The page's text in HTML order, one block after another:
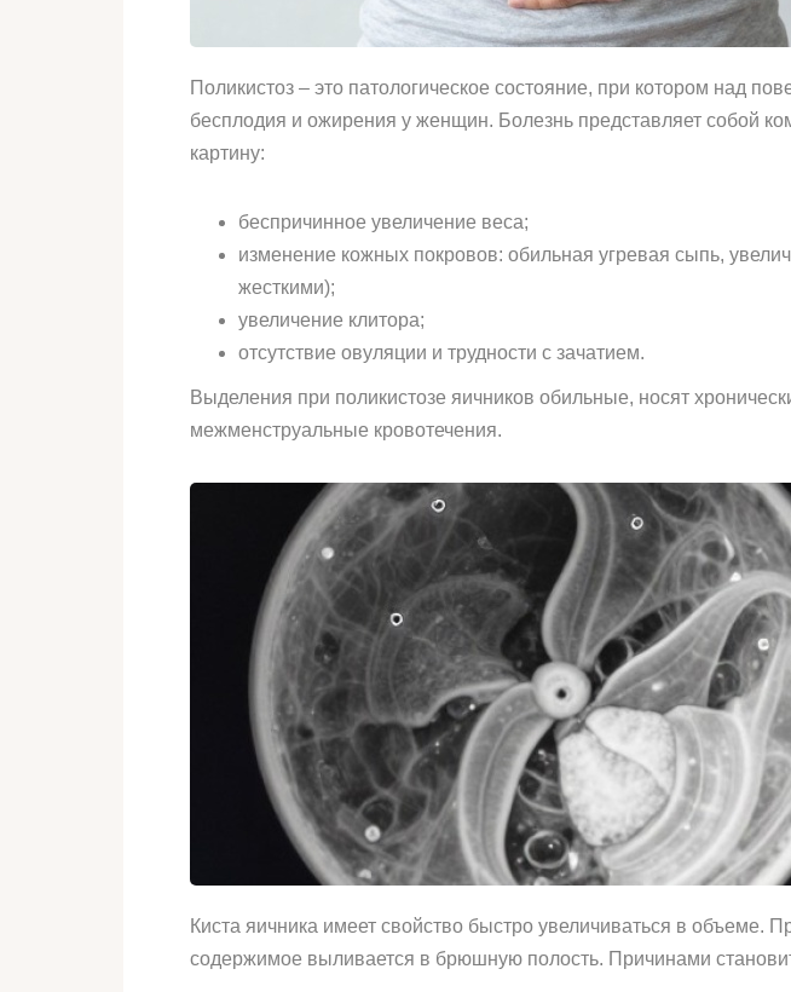
Поликистоз – это патологическое состояние, при котором над
бесплодия и ожирения у женщин. Болезнь представляет собой
картину:
беспричинное увеличение веса;
изменение кожных покровов: обильная угревая сыпь,
жесткими);
увеличение клитора;
отсутствие овуляции и трудности с зачатием.
Выделения при поликистозе яичников обильные, носят
межменструальные кровотечения.
Киста яичника имеет свойство быстро увеличиваться в объеме.
содержимое выливается в брюшную полость. Причинами